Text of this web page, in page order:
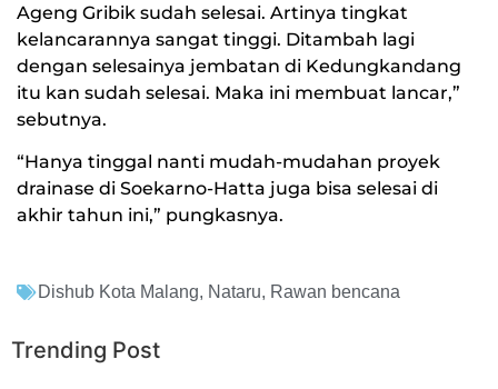
Ageng Gribik sudah selesai. Artinya tingkat
kelancarannya sangat tinggi. Ditambah lagi
dengan selesainya jembatan di Kedungkandang
itu kan sudah selesai. Maka ini membuat lancar,”
sebutnya.
“Hanya tinggal nanti mudah-mudahan proyek
drainase di Soekarno-Hatta juga bisa selesai di
akhir tahun ini,” pungkasnya.
Dishub Kota Malang, Nataru, Rawan bencana
Trending Post